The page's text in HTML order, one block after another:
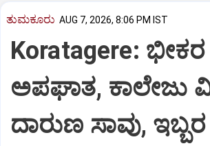
ತುಮಕೂರು AUG 7, 2026, 8:06 PM IST
Koratagere:
ಅಪಘಾತ, ಕಾಲೇಜು
ದಾರುಣ ಸಾವು, ಇಬ್ಬರ